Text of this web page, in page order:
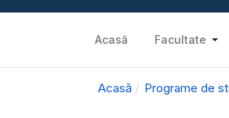
Acasă Facultate
Acasă Programe de